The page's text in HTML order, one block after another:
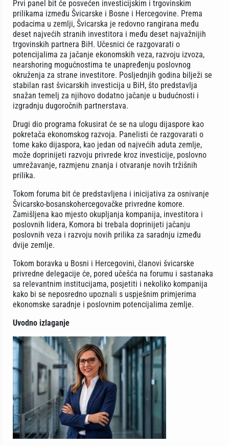
Prvi panel bit će posvećen investicijskim i trgovinskim
prilikama između Švicarske i Bosne i Hercegovine. Prema
podacima u zemlji, Švicarska je redovno rangirana među
deset najvećih stranih investitora i među deset najvažnijih
trgovinskih partnera BiH. Učesnici će razgovarati o
potencijalima za jačanje ekonomskih veza, razvoju izvoza,
nearshoring mogućnostima te unapređenju poslovnog
okruženja za strane investitore. Posljednjih godina bilježi se
stabilan rast švicarskih investicija u BiH, što predstavlja
snažan temelj za njihovo dodatno jačanje u budućnosti i
izgradnju dugoročnih partnerstava.
Drugi dio programa fokusirat će se na ulogu dijaspore kao
pokretača ekonomskog razvoja. Panelisti će razgovarati o
tome kako dijaspora, kao jedan od najvećih aduta zemlje,
može doprinijeti razvoju privrede kroz investicije, poslovno
umrežavanje, razmjenu znanja i otvaranje novih tržišnih
prilika.
Tokom foruma bit će predstavljena i inicijativa za osnivanje
Švicarsko-bosanskohercegovačke privredne komore.
Zamišljena kao mjesto okupljanja kompanija, investitora i
poslovnih lidera, Komora bi trebala doprinijeti jačanju
poslovnih veza i razvoju novih prilika za saradnju između
dvije zemlje.
Tokom boravka u Bosni i Hercegovini, članovi švicarske
privredne delegacije će, pored učešća na forumu i sastanaka
sa relevantnim institucijama, posjetiti i nekoliko kompanija
kako bi se neposredno upoznali s uspješnim primjerima
ekonomske saradnje i poslovnim potencijalima zemlje.
Uvodno izlaganje